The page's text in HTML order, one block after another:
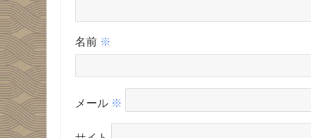
名前 ※
メール ※